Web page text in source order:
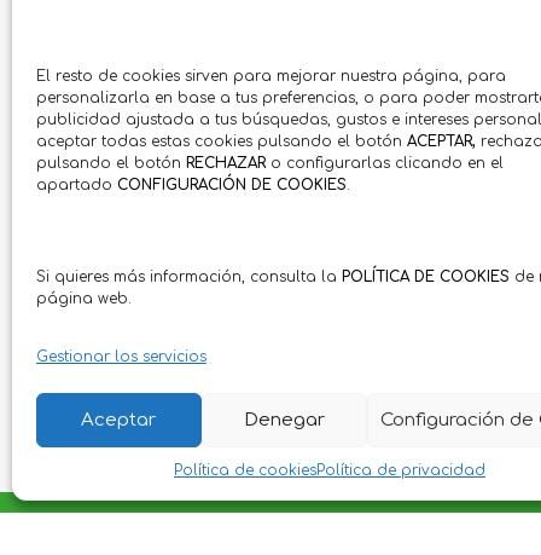
El resto de cookies sirven para mejorar nuestra página, para
personalizarla en base a tus preferencias, o para poder
publicidad ajustada a tus búsquedas, gustos e intereses
aceptar todas estas cookies pulsando el botón ACEPTAR,
pulsando el botón RECHAZARo configurarlas clicando en el
apartado CONFIGURACIÓN DE COOKIES.
Si quieres más información, consulta la POLÍTICA DE COOKIES de
página web.
Gestionar los servicios
Aceptar Denegar Configuración de
Política de cookiesPolítica de privacidad